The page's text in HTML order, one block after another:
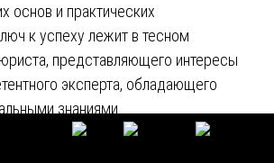
основ и практических
к успеху лежит в тесном
представляющего интересы
эксперта, обладающего
знаниями.
профессионально